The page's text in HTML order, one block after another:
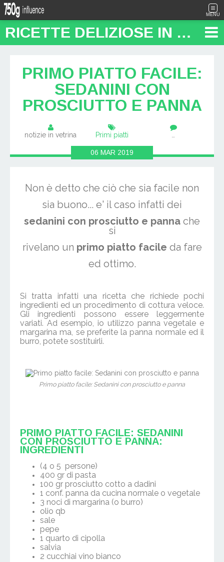
MENU
RICETTE DELIZIOSE IN PENTOLA: "FOOD TRAVEL BLOG"
PRIMO PIATTO FACILE:
SEDANINI CON
PROSCIUTTO E PANNA
notizie in vetrina Primi piatti …
06 MAR 2019
Non è detto che ciò che sia facile non
sia buono... e' il caso infatti dei
sedanini con prosciutto e panna che
si
rivelano un primo piatto facile da fare
ed ottimo.
Si tratta infatti una ricetta che richiede pochi
ingredienti ed un procedimento di cottura veloce.
Gli ingredienti possono essere leggermente
variati. Ad esempio, io utilizzo panna vegetale e
margarina ma, se preferite la panna normale ed il
burro, potete sostituirli.
Primo piatto facile: Sedanini con prosciutto e panna
PRIMO PIATTO FACILE: SEDANINI
CON PROSCIUTTO E PANNA:
INGREDIENTI
(4 o 5 persone)
400 gr di pasta
100 gr prosciutto cotto a dadini
1 conf. panna da cucina normale o vegetale
3 noci di margarina (o burro)
olio qb
sale
pepe
1 quarto di cipolla
salvia
2 cucchiai vino bianco